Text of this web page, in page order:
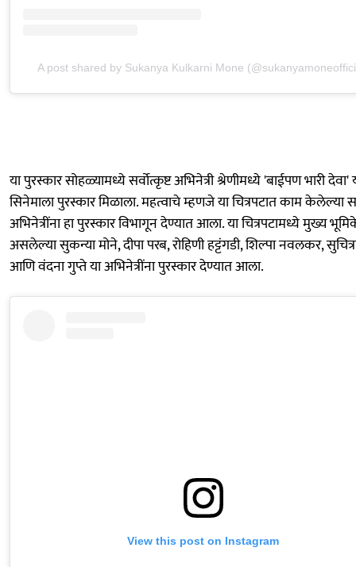
A post shared by Sukanya Kulkarni Mone
या पुरस्कार सोहळ्यामध्ये सर्वोत्कृष्ट अभिनेत्री श्रेणीमध्ये 'बाईपण भारी देवा'
सिनेमाला पुरस्कार मिळाला. महत्वाचे म्हणजे या चित्रपटात काम केलेल्या
अभिनेत्रींना हा पुरस्कार विभागून देण्यात आला. या चित्रपटामध्ये मुख्य
असलेल्या सुकन्या मोने, दीपा परब, रोहिणी हट्टंगडी, शिल्पा नवलकर,
आणि वंदना गुप्ते या अभिनेत्रींना पुरस्कार देण्यात आला.
View this post on Instagram